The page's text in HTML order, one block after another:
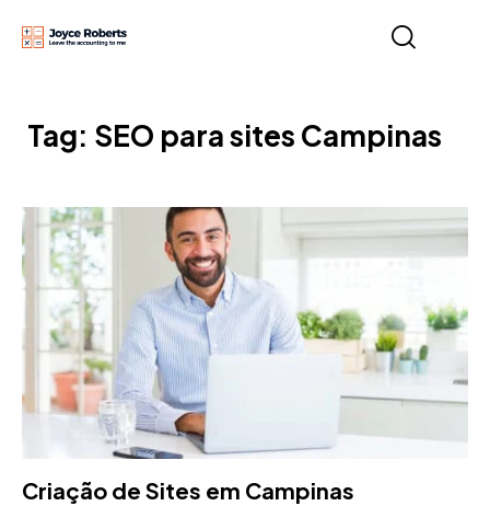
Tag: SEO para sites Campinas
Criação de Sites em Campinas